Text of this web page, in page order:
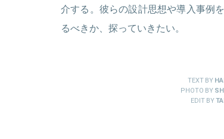
介する。彼らの設計思想や導入事例
るべきか、探っていきたい。
TEXT BY
PHOTO BY
EDIT BY